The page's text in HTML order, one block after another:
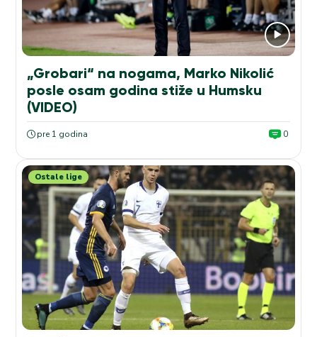
„Grobari“ na nogama, Marko Nikolić
posle osam godina stiže u Humsku
(VIDEO)
pre 1 godina 0
Ostale lige